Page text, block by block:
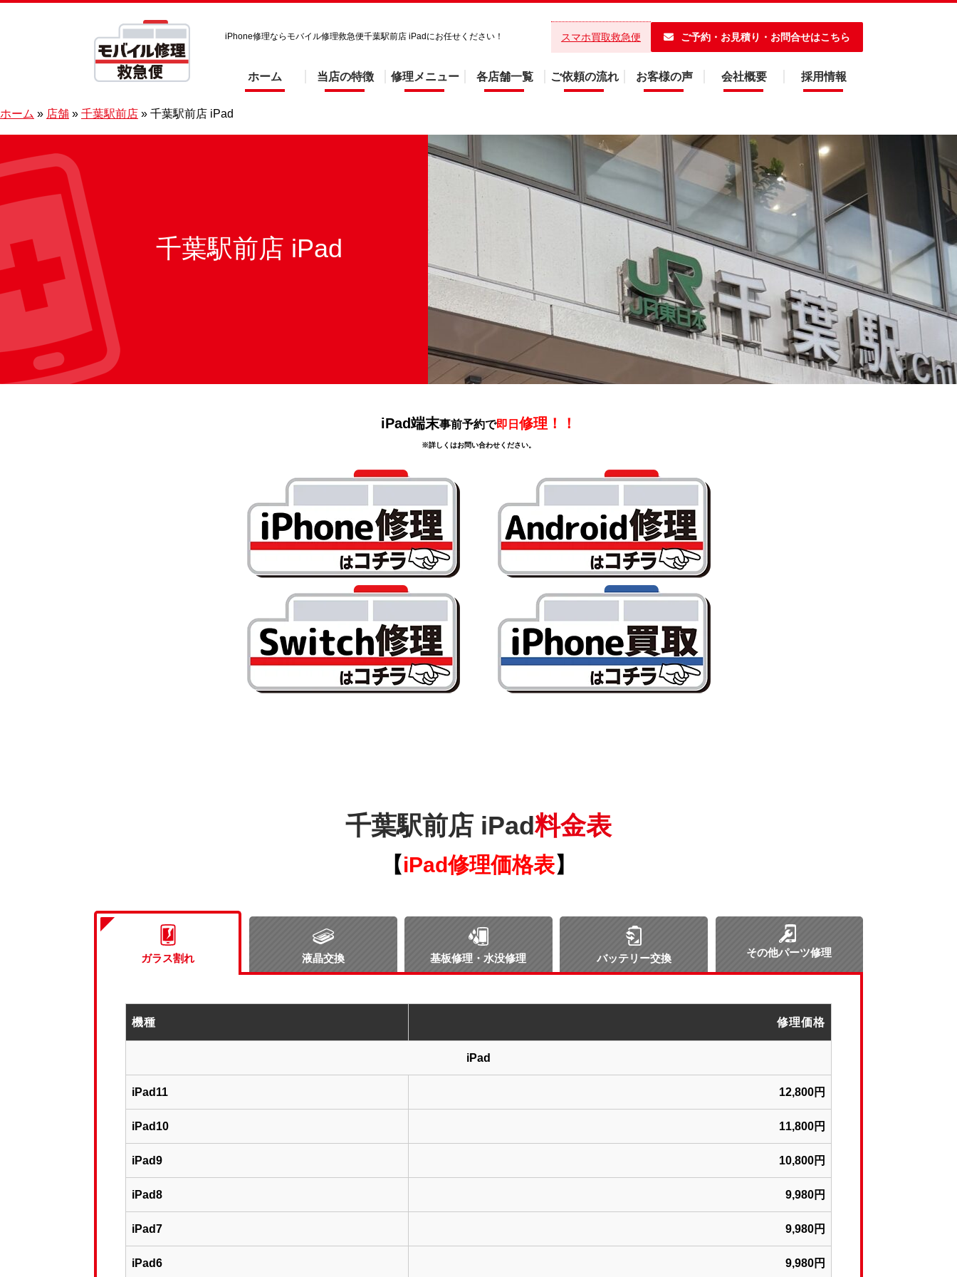
iPhone修理ならモバイル修理救急便千葉駅前店 iPadにお任せください！ スマホ買取救急便 ご予約・お見積り・お問合せはこちら
ホーム 当店の特徴 修理メニュー 各店舗一覧 ご依頼の流れ お客様の声 会社概要 採用情報
ホーム » 店舗 » 千葉駅前店 » 千葉駅前店 iPad
千葉駅前店 iPad
iPad端末事前予約で即日修理！！
※詳しくはお問い合わせください。
千葉駅前店 iPad料金表
【iPad修理価格表】
ガラス割れ 液晶交換 基板修理・水没修理 バッテリー交換 その他パーツ修理
機種 修理価格
iPad
iPad11 12,800円
iPad10 11,800円
iPad9 10,800円
iPad8 9,980円
iPad7 9,980円
iPad6 9,980円